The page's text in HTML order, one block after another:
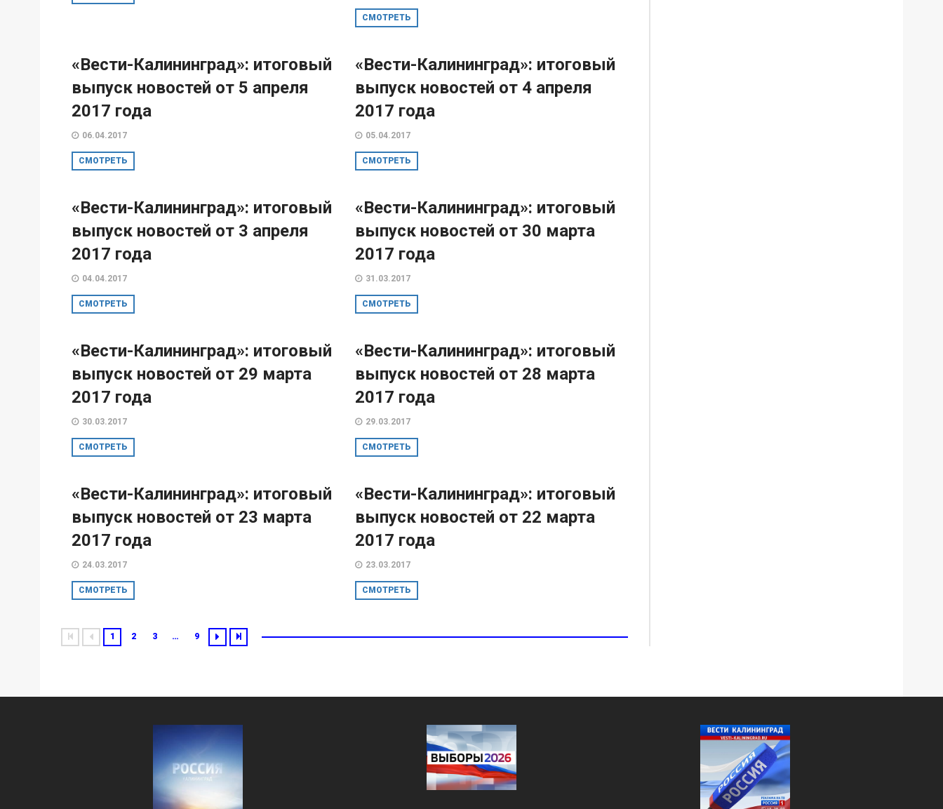
СМОТРЕТЬ
«Вести-Калининград»: итоговый
выпуск новостей от 5 апреля
2017 года
06.04.2017
СМОТРЕТЬ
«Вести-Калининград»: итоговый
выпуск новостей от 4 апреля
2017 года
05.04.2017
СМОТРЕТЬ
«Вести-Калининград»: итоговый
выпуск новостей от 3 апреля
2017 года
04.04.2017
СМОТРЕТЬ
«Вести-Калининград»: итоговый
выпуск новостей от 30 марта
2017 года
31.03.2017
СМОТРЕТЬ
«Вести-Калининград»: итоговый
выпуск новостей от 29 марта
2017 года
30.03.2017
СМОТРЕТЬ
«Вести-Калининград»: итоговый
выпуск новостей от 28 марта
2017 года
29.03.2017
СМОТРЕТЬ
«Вести-Калининград»: итоговый
выпуск новостей от 23 марта
2017 года
24.03.2017
СМОТРЕТЬ
«Вести-Калининград»: итоговый
выпуск новостей от 22 марта
2017 года
23.03.2017
СМОТРЕТЬ
1 2 3 … 9